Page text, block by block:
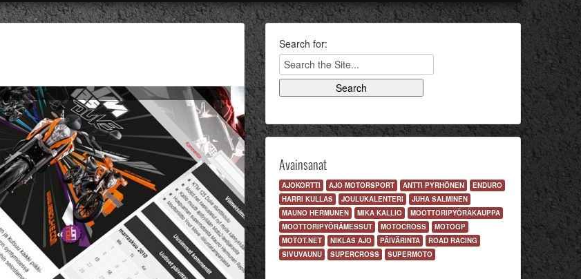
Search for:
Avainsanat
AJOKORTTI AJO MOTORSPORT ANTTI PYRHÖNEN
ENDURO
HARRI KULLAS
JOULUKALENTERI
JUHA SALMINEN
MAUNO HERMUNEN
MIKA KALLIO
MOOTTORIPYÖRÄKAUPPA
MOOTTORIPYÖRÄMESSUT
MOTOCROSS
MOTOGP
MOTOT.NET
NIKLAS AJO PÄIVÄRINTA
ROAD RACING
SIVUVAUNU
SUPERCROSS SUPERMOTO